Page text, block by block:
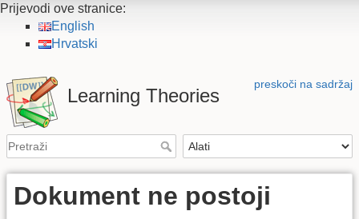
Prijevodi ove stranice:
English
Hrvatski
preskoči na sadržaj
Learning Theories
Dokument ne postoji